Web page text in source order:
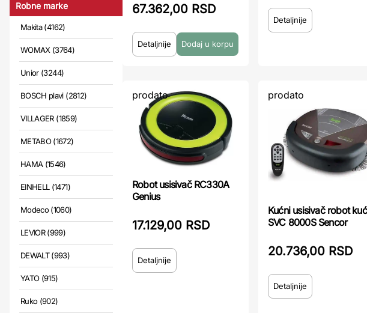
Robne marke
Makita (4162)
WOMAX (3764)
Unior (3244)
BOSCH plavi (2812)
VILLAGER (1859)
METABO (1672)
HAMA (1546)
EINHELL (1471)
Modeco (1060)
LEVIOR (999)
DEWALT (993)
YATO (915)
Ruko (902)
67.362,00 RSD
Detaljnije
Detaljnije
prodato
Robot usisivač RC330A
Genius
17.129,00 RSD
Detaljnije
prodato
Kućni usisivač robot
SVC 8000S Sencor
20.736,00 RSD
Detaljnije